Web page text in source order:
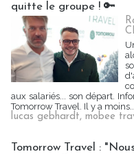
quitte le groupe ! 🔑
aux salariés... son départ.
Tomorrow Travel. Il y a
lucas gebhardt, mobee
Tomorrow Travel :